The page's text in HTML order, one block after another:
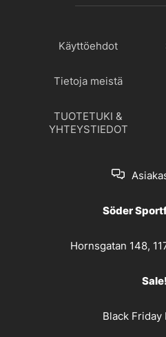
Käyttöehdot
Tietoja meistä
TUOTETUKI &
YHTEYSTIEDOT
Söder
Hornsgatan 148,
Sale!
Black Friday